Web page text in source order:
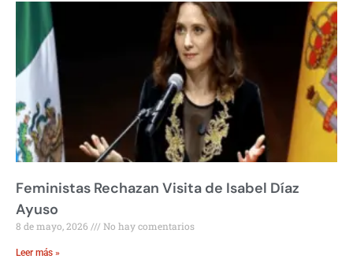
Feministas Rechazan Visita de Isabel Díaz
Ayuso
8 de mayo, 2026 No hay comentarios
Leer más »